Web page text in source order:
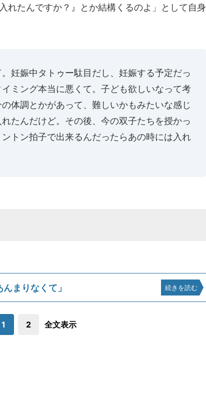
れたんですか？』とか結構くるのよ」として自身
妊娠中タトゥー駄目だし、妊娠する予定だっ
ミング本当に悪くて。子ども欲しいなって考
体調とかがあって、難しいかもみたいな感じ
たんだけど。その後、今の双子たちを授かっ
トン拍子で出来るんだったらあの時には入れ
まりなくて」 続きを読む
1 2 全文表示